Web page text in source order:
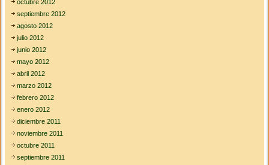
octubre 2012
septiembre 2012
agosto 2012
julio 2012
junio 2012
mayo 2012
abril 2012
marzo 2012
febrero 2012
enero 2012
diciembre 2011
noviembre 2011
octubre 2011
septiembre 2011